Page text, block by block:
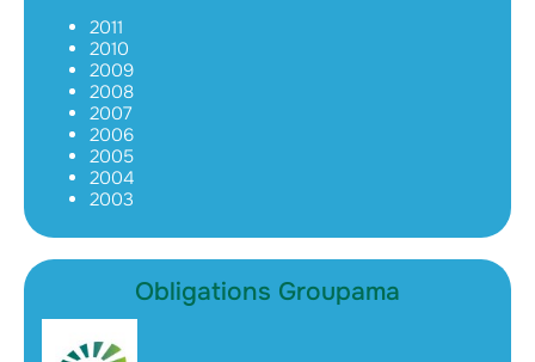
2011
2010
2009
2008
2007
2006
2005
2004
2003
Obligations Groupama